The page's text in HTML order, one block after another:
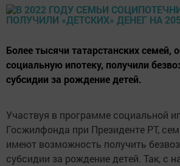
Более тысячи татарстанских семей,
социальную ипотеку, получили
субсидии за рождение детей.
Участвуя в программе социальной
Госжилфонда при Президенте РТ,
имеют возможность получить
субсидии за рождение детей. Так, с